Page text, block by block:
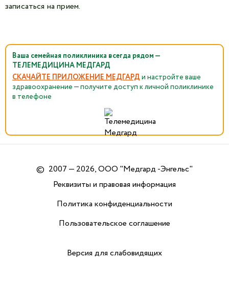
записаться на прием.
Ваша семейная поликлиника всегда рядом —
ТЕЛЕМЕДИЦИНА МЕДГАРД
СКАЧАЙТЕ ПРИЛОЖЕНИЕ МЕДГАРД и настройте ваше
здравоохранение — получите доступ к личной поликлинике
в телефоне
© 2007 — 2026, ООО "Медгард -Энгельс"
Реквизиты и правовая информация
Политика конфиденциальности
Пользовательское соглашение
Версия для слабовидящих